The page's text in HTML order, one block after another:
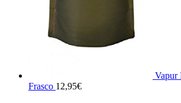
Vapur
Frasco 12,95€